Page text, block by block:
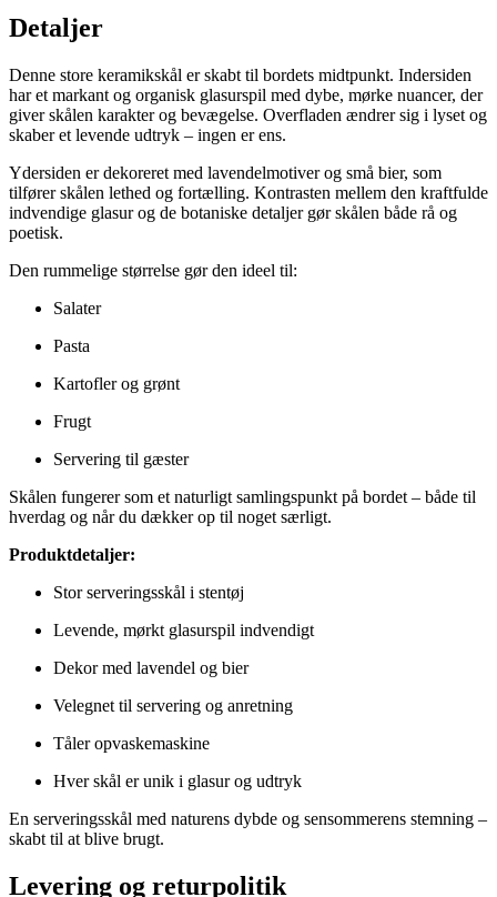
Detaljer
Denne store keramikskål er skabt til bordets midtpunkt. Indersiden
har et markant og organisk glasurspil med dybe, mørke nuancer, der
giver skålen karakter og bevægelse. Overfladen ændrer sig i lyset og
skaber et levende udtryk – ingen er ens.
Ydersiden er dekoreret med lavendelmotiver og små bier, som
tilfører skålen lethed og fortælling. Kontrasten mellem den kraftfulde
indvendige glasur og de botaniske detaljer gør skålen både rå og
poetisk.
Den rummelige størrelse gør den ideel til:
Salater
Pasta
Kartofler og grønt
Frugt
Servering til gæster
Skålen fungerer som et naturligt samlingspunkt på bordet – både til
hverdag og når du dækker op til noget særligt.
Produktdetaljer:
Stor serveringsskål i stentøj
Levende, mørkt glasurspil indvendigt
Dekor med lavendel og bier
Velegnet til servering og anretning
Tåler opvaskemaskine
Hver skål er unik i glasur og udtryk
En serveringsskål med naturens dybde og sensommerens stemning –
skabt til at blive brugt.
Levering og returpolitik